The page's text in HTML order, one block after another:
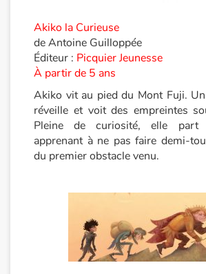
Autour du monde
Apprentissage
Art, espace, activité
Documentaires
En famille
Quotidien et loisirs
Fêtes et évènements
Akiko la Curieuse
de Antoine Guilloppée
Éditeur : Picquier Jeunesse
À partir de 5 ans
Akiko vit au pied du Mont Fuji.
réveille et voit des empreintes
Pleine de curiosité, elle part
apprenant à ne pas faire demi-
du premier obstacle venu.